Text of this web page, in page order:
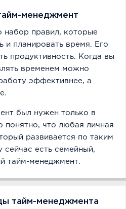
менеджмент
набор правил, которые
и планировать время. Его
продуктивность. Когда вы
временем можно
эффективнее, а
был нужен только в
понятно, что любая личная
развивается по таким
есть семейный,
тайм-менеджмент.
тайм-менеджмента